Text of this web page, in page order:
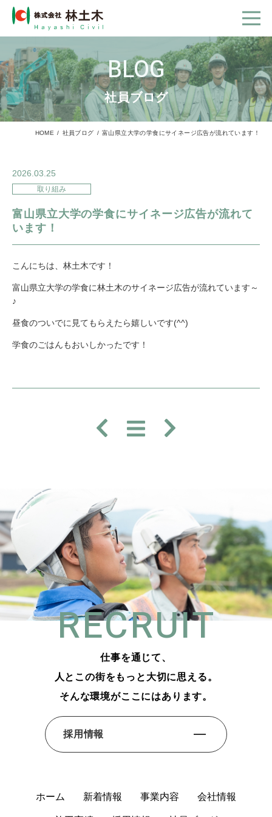
BLOG
社員ブログ
HOME 社員ブログ 富山県立大学の学食にサイネージ広告が流れています！
2026.03.25
取り組み
富山県立大学の学食にサイネージ広告が流れて
います！
こんにちは、林土木です！
富山県立大学の学食に林土木のサイネージ広告が流れています～
♪
昼食のついでに見てもらえたら嬉しいです(^^)
学食のごはんもおいしかったです！
RECRUIT
仕事を通じて、
人とこの街をもっと大切に思える。
そんな環境がここにはあります。
採用情報
ホーム 新着情報 事業内容 会社情報